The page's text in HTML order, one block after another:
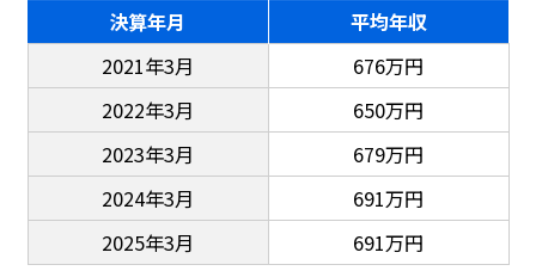
決算年月
平均年収
2021年3月
676万円
2022年3月
650万円
2023年3月
679万円
2024年3月
691万円
2025年3月
691万円